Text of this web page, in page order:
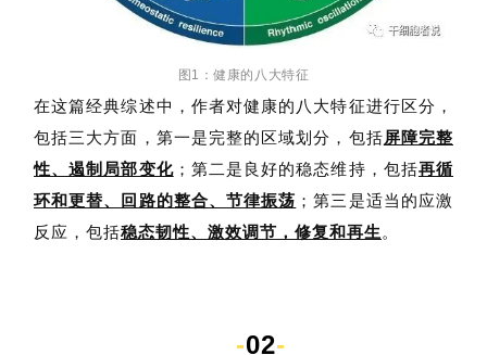
图1：健康的八大特征
在这篇经典综述中，作者对健康的八大特征进行区分，
包括三大方面，第一是完整的区域划分，包括屏障完整
性、遏制局部变化；第二是 良好的稳态维持，包括再循
环和更替、回路的整合、节律振荡 ；第三是适当的应激
反应，包括稳态韧性、激效调节，修复和再生。
-02-